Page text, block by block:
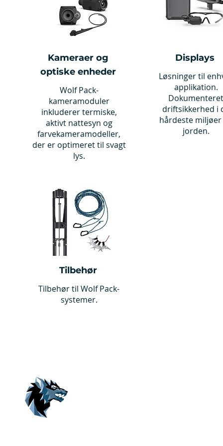
Kameraer og
optiske enheder
Wolf Pack-
kameramoduler
inkluderer termiske,
aktivt nattesyn og
farvekameramodeller,
der er optimeret til svagt
lys.
Tilbehør
Tilbehør til Wolf Pack-
systemer.
Displays
Løsninger til
applikation.
Dokumenteret
driftsikkerhed i
hårdeste miljøer
jorden.